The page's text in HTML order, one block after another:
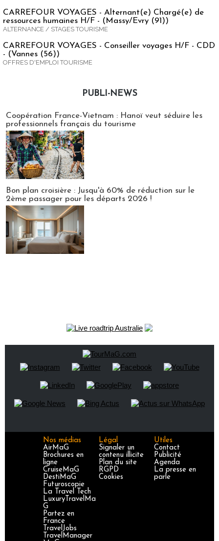
CARREFOUR VOYAGES - Alternant(e) Chargé(e) de
ressources humaines H/F - (Massy/Evry (91))
ALTERNANCE / STAGES TOURISME
CARREFOUR VOYAGES - Conseiller voyages H/F - CDD
- (Vannes (56))
OFFRES D'EMPLOI TOURISME
PUBLI-NEWS
Coopération France-Vietnam : Hanoï veut séduire les
professionnels français du tourisme
Bon plan croisière : Jusqu'à 60% de réduction sur le
2ème passager pour les départs 2026 !
Nos médias
AirMaG
Brochures en
ligne
CruiseMaG
DestiMaG
Futuroscopie
La Travel Tech
LuxuryTravelMa
G
Partez en
France
TravelJobs
TravelManager
Légal
Signaler un
contenu illicite
Plan du site
RGPD
Cookies
Utiles
Contact
Publicité
Agenda
La presse en
parle